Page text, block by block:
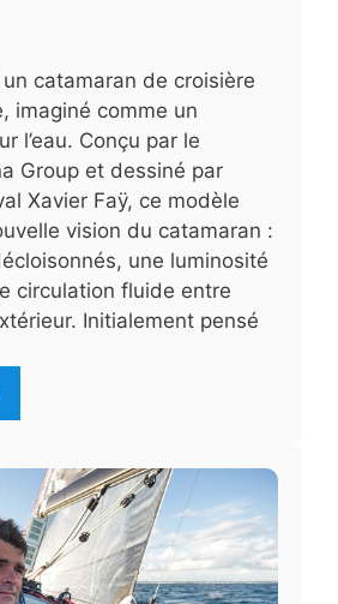
catamaran de croisière
imaginé comme un
l’eau. Conçu par le
Group et dessiné par
Xavier Faÿ, ce modèle
vision du catamaran :
une luminosité
circulation fluide entre
Initialement pensé